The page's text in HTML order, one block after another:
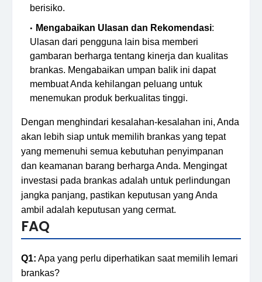
berisiko.
Mengabaikan Ulasan dan Rekomendasi:
Ulasan dari pengguna lain bisa memberi
gambaran berharga tentang kinerja dan kualitas
brankas. Mengabaikan umpan balik ini dapat
membuat Anda kehilangan peluang untuk
menemukan produk berkualitas tinggi.
Dengan menghindari kesalahan-kesalahan ini, Anda
akan lebih siap untuk memilih brankas yang tepat
yang memenuhi semua kebutuhan penyimpanan
dan keamanan barang berharga Anda. Mengingat
investasi pada brankas adalah untuk perlindungan
jangka panjang, pastikan keputusan yang Anda
ambil adalah keputusan yang cermat.
FAQ
Q1: Apa yang perlu diperhatikan saat memilih lemari
brankas?